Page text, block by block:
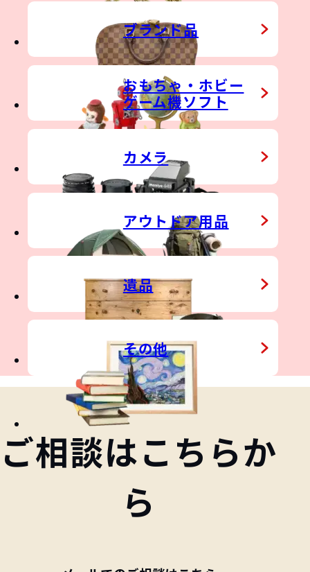
GEAR ブランド品
おもちゃ・ホビー
ゲーム機ソフト
カメラ
アウトドア用品
遺品
その他
CONTACT
ご相談はこちらか
ら